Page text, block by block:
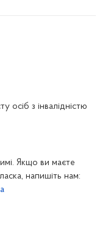
осіб з інвалідністю
Якщо ви маєте
напишіть нам: